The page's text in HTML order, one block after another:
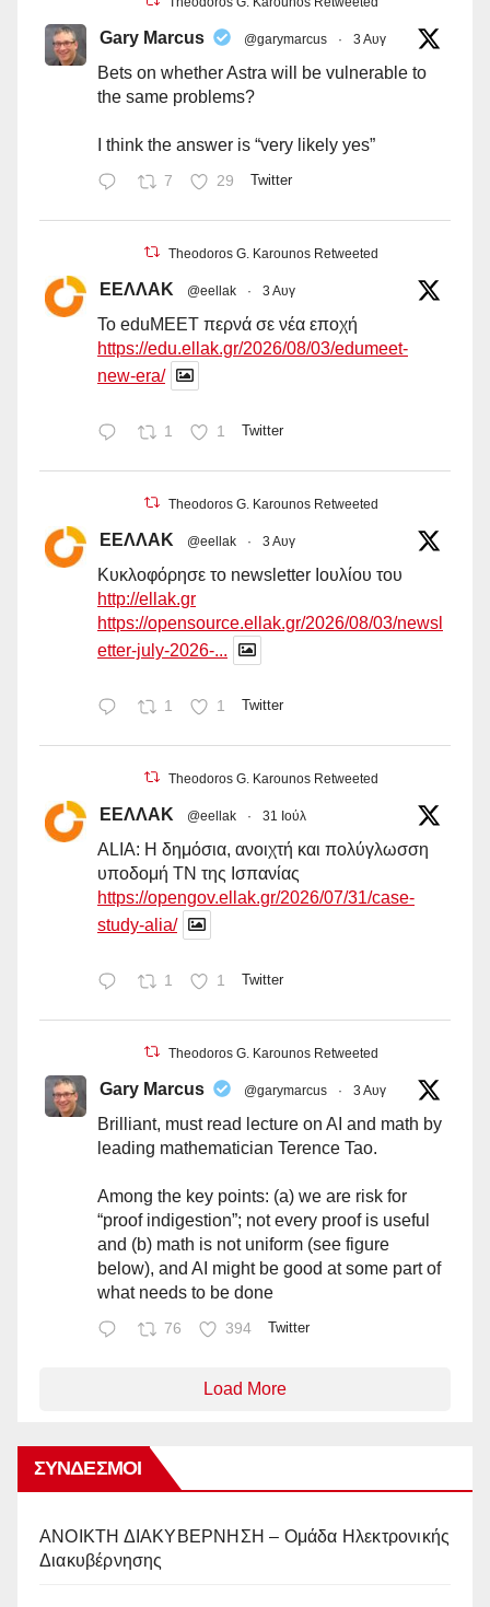
Gary Marcus @garymarcus · 3 Αυγ
Bets on whether Astra will be vulnerable to
the same problems?
I think the answer is “very likely yes”
7 29 Twitter
Theodoros G. Karounos Retweeted
ΕΕΛΛΑΚ @eellak · 3 Αυγ
Το eduMEET περνά σε νέα εποχή
https://edu.ellak.gr/2026/08/03/edumeet-
new-era/
1 1 Twitter
Theodoros G. Karounos Retweeted
ΕΕΛΛΑΚ @eellak · 3 Αυγ
Κυκλοφόρησε το newsletter Ιουλίου του
http://ellak.gr
https://opensource.ellak.gr/2026/08/03/newsl
etter-july-2026-...
1 1 Twitter
Theodoros G. Karounos Retweeted
ΕΕΛΛΑΚ @eellak · 31 Ιούλ
ALIA: Η δημόσια, ανοιχτή και πολύγλωσση
υποδομή ΤΝ της Ισπανίας
https://opengov.ellak.gr/2026/07/31/case-
study-alia/
1 1 Twitter
Theodoros G. Karounos Retweeted
Gary Marcus @garymarcus · 3 Αυγ
Brilliant, must read lecture on AI and math by
leading mathematician Terence Tao.
Among the key points: (a) we are risk for
“proof indigestion”; not every proof is useful
and (b) math is not uniform (see figure
below), and AI might be good at some part of
what needs to be done
76 394 Twitter
Load More
ΣΎΝΔΕΣΜΟΙ
AΝΟΙΚΤΗ ΔΙΑΚΥΒΕΡΝΗΣΗ – Ομάδα Ηλεκτρονικής
Διακυβέρνησης